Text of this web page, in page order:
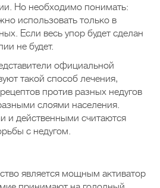
Но необходимо понимать:
использовать только в
Если весь упор будет сделан
не будет.
официальной
такой способ лечения,
против разных недугов
слоями населения.
действенными считаются
с недугом.
является мощным активатор